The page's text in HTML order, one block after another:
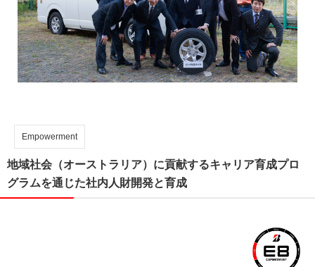
Empowerment
地域社会（オーストラリア）に貢献するキャリア育成プロ
グラムを通じた社内人財開発と育成